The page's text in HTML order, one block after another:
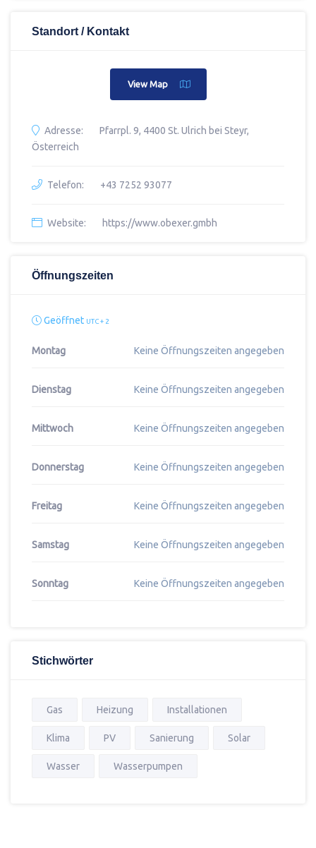
Standort / Kontakt
View Map
Adresse:
Pfarrpl. 9, 4400 St. Ulrich bei Steyr,
Österreich
Telefon: +43 7252 93077
Website: https://www.obexer.gmbh
Öffnungszeiten
Geöffnet UTC + 2
Montag Keine Öffnungszeiten angegeben
Dienstag Keine Öffnungszeiten angegeben
Mittwoch Keine Öffnungszeiten angegeben
Donnerstag Keine Öffnungszeiten angegeben
Freitag Keine Öffnungszeiten angegeben
Samstag Keine Öffnungszeiten angegeben
Sonntag Keine Öffnungszeiten angegeben
Stichwörter
Gas Heizung Installationen
Klima PV Sanierung Solar
Wasser Wasserpumpen